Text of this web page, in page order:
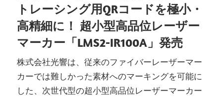
トレーシング用QRコードを極小・
高精細に！ 超小型高品位レーザー
マーカー「LMS2-IR100A」発売
株式会社光響は、従来のファイバーレーザーマー
カーでは難しかった素材へのマーキングを可能に
した、次世代型の超小型高品位レーザーマーカー